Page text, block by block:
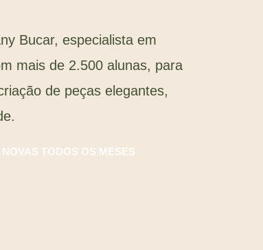
Bucar, especialista em
mais de 2.500 alunas, para
de peças elegantes,
TODOS OS MESES